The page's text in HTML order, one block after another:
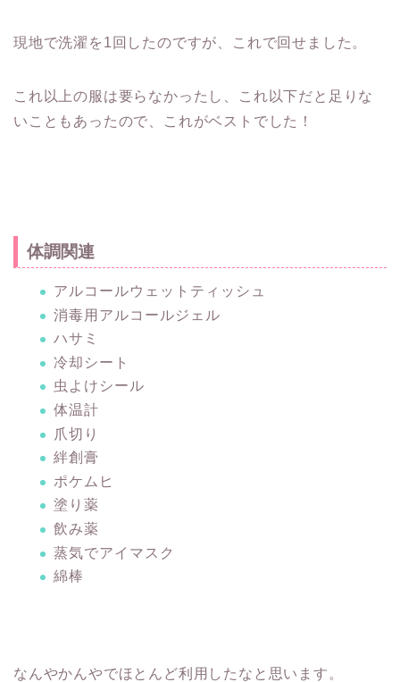
現地で洗濯を1回したのですが、これで回せました。
これ以上の服は要らなかったし、これ以下だと足りな
いこともあったので、これがベストでした！
体調関連
アルコールウェットティッシュ
消毒用アルコールジェル
ハサミ
冷却シート
虫よけシール
体温計
爪切り
絆創膏
ポケムヒ
塗り薬
飲み薬
蒸気でアイマスク
綿棒
なんやかんやでほとんど利用したなと思います。